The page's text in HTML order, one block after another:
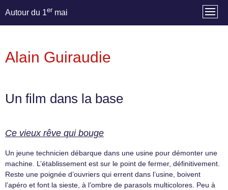
Autour du 1er mai
Alain Guiraudie
Un film dans la base
Ce vieux rêve qui bouge
Un jeune technicien débarque dans une usine pour démonter une
machine. L’établissement est sur le point de fermer, définitivement.
Reste une poignée d’ouvriers qui errent dans l’usine, boivent
l’apéro et font la sieste, à l’ombre de parasols multicolores. Peu à